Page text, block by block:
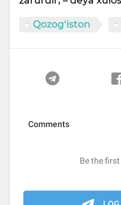
Qozog‘iston